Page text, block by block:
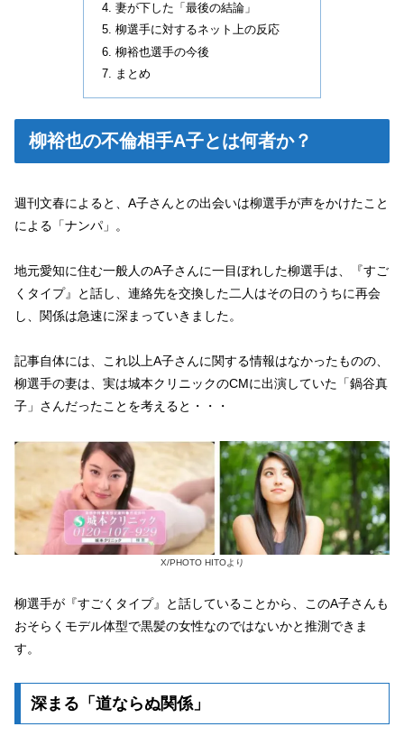
妻が下した「最後の結論」
柳選手に対するネット上の反応
柳裕也選手の今後
まとめ
柳裕也の不倫相手A子とは何者か？
週刊文春によると、A子さんとの出会いは柳選手が声をかけたこと
による「ナンパ」。
地元愛知に住む一般人のA子さんに一目ぼれした柳選手は、『すご
くタイプ』と話し、連絡先を交換した二人はその日のうちに再会
し、関係は急速に深まっていきました。
記事自体には、これ以上A子さんに関する情報はなかったものの、
柳選手の妻は、実は城本クリニックのCMに出演していた「鍋谷真
子」さんだったことを考えると・・・
X/PHOTO HITOより
柳選手が『すごくタイプ』と話していることから、このA子さんも
おそらくモデル体型で黒髪の女性なのではないかと推測できま
す。
深まる「道ならぬ関係」